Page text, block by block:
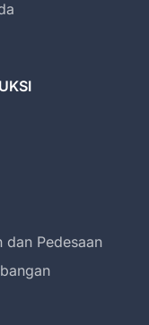
dan Pedesaan